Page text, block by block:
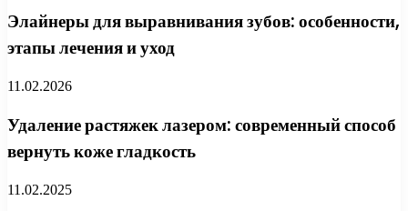
Элайнеры для выравнивания зубов: особенности,
этапы лечения и уход
11.02.2026
Удаление растяжек лазером: современный способ
вернуть коже гладкость
11.02.2025